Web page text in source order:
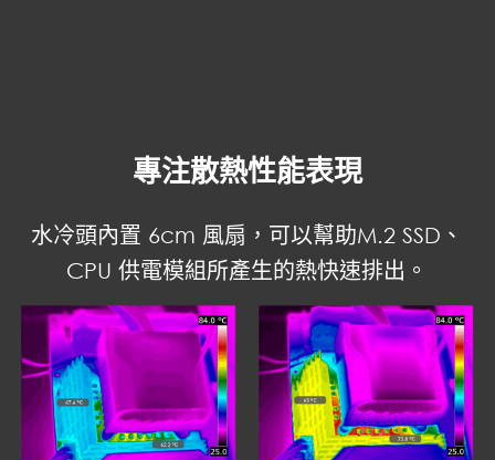
專注散熱性能表現
水冷頭內置 6cm 風扇，可以幫助M.2 SSD、
CPU 供電模組所產生的熱快速排出。